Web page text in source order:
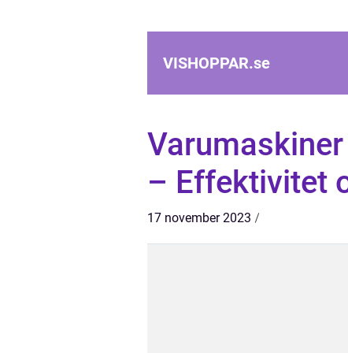
VISHOPPAR.se
– Effektivitet
17 november 2023